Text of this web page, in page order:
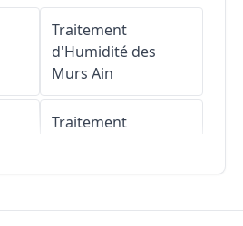
Traitement
d'Humidité des
Murs Ain
Traitement
Traitement